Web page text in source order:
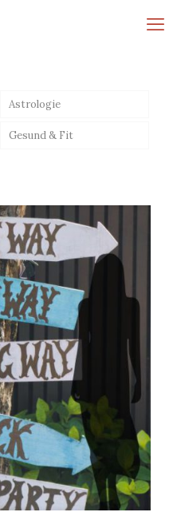
Astrologie
Gesund & Fit